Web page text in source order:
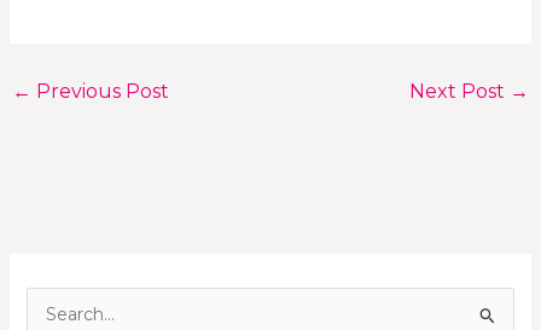
← Previous Post Next Post →